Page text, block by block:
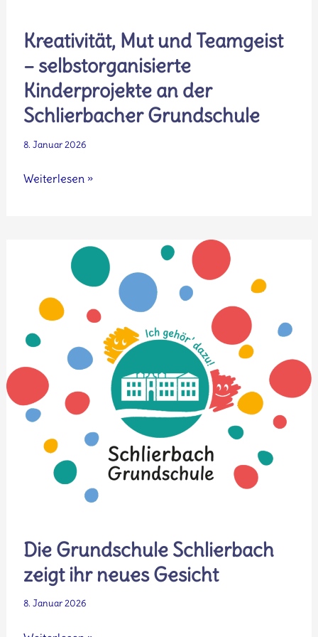
Kreativität, Mut und Teamgeist
– selbstorganisierte
Kinderprojekte an der
Schlierbacher Grundschule
8. Januar 2026
Kreativität,
selbstorganisierte
Kinderprojekte
der
Schlierbacher
Grundschule
Weiterlesen »
Die Grundschule Schlierbach
zeigt ihr neues Gesicht
8. Januar 2026